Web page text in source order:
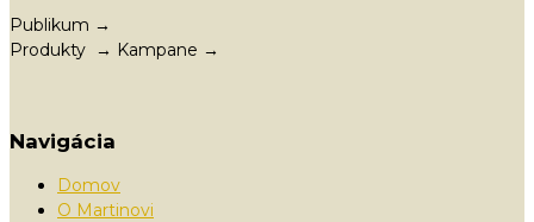
Publikum →
Produkty → Kampane →
Navigácia
Domov
O Martinovi